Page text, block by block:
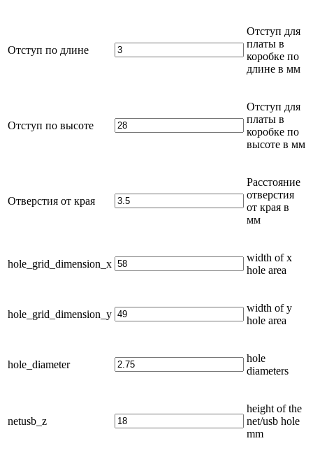
Отступ по длине
Отступ для
платы в
коробке по
длине в мм
Отступ по высоте
Отступ для
платы в
коробке по
высоте в мм
Отверстия от края
Расстояние
отверстия
от края в
мм
hole_grid_dimension_x
width of x
hole area
hole_grid_dimension_y
width of y
hole area
hole_diameter
hole
diameters
netusb_z
height of the
net/usb hole
mm